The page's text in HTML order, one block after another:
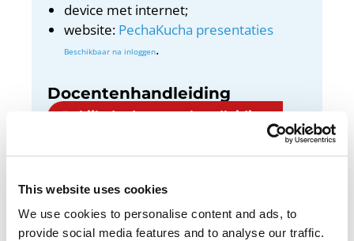
This website uses cookies
We use cookies to personalise content and ads, to
provide social media features and to analyse our traffic.
device met internet;
website: PechaKucha presentaties
.
Docentenhandleiding
Bekijk de docentenhandleiding
PowerPointpresentaties met super veel tekst